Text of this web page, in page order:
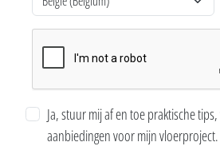
Ja, stuur mij af en toe praktische
aanbiedingen voor mijn